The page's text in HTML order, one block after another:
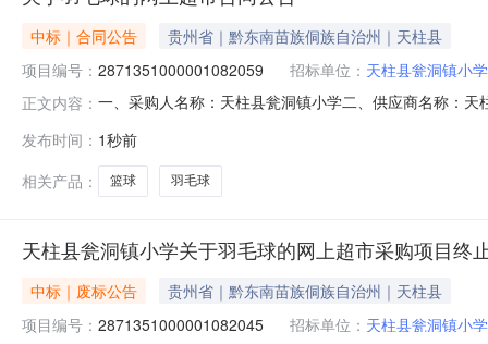
中标｜合同公告
贵州省｜黔东南苗族侗族自治州｜天柱县
项目编号： 2871351000001082059 招标单位： 天柱县瓮洞镇小学
正文内容： 一、采购人名称：天柱县瓮洞镇小学二、供应商名称：
3109,筒8.0068.35546.82川云健CYJ-061红兰白六号篮
发布时间： 1秒前
相关产品：
篮球 羽毛球
天柱县瓮洞镇小学关于羽毛球的网上超市采购项目终
中标｜废标公告
贵州省｜黔东南苗族侗族自治州｜天柱县
项目编号： 2871351000001082045 招标单位： 天柱县瓮洞镇小学